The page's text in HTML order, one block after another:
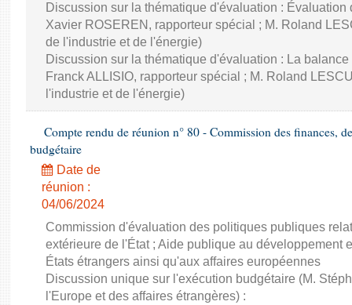
Discussion sur la thématique d'évaluation :
Xavier ROSEREN, rapporteur spécial ; M. Roland
de l'industrie et de l'énergie)
Discussion sur la thématique d'évaluation : La
Franck ALLISIO, rapporteur spécial ; M. Roland
l'industrie et de l'énergie)
Compte rendu de réunion n° 80 - Commission des finances,
budgétaire
Date de
réunion :
04/06/2024
Commission d'évaluation des politiques publiques
extérieure de l'État ; Aide publique au développement
États étrangers ainsi qu'aux affaires européennes
Discussion unique sur l'exécution budgétaire (M.
l'Europe et des affaires étrangères) :